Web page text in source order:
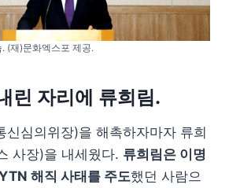
(재)문화엑스포 제공.
린 자리에 류희림.
신심의위장)을 해촉하자마자 류희
사장)을 내세웠다. 류희림은 이명
해직 사태를 주도했던 사람으